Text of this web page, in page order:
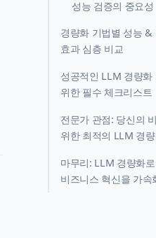
성능 검증의 중요성
경량화 기법별 성능 &
효과 심층 비교
성공적인 LLM 경량화
위한 필수 체크리스트
전문가 관점: 당신의
위한 최적의 LLM 경
마무리: LLM 경량화
비즈니스 혁신을 가속